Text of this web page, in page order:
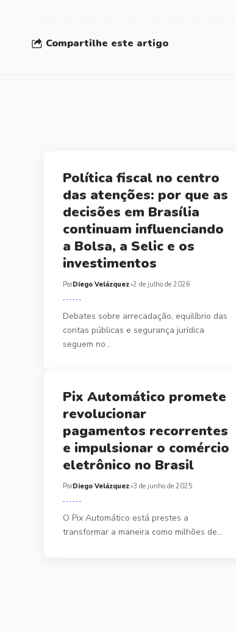
Compartilhe este artigo
Política fiscal no centro
das atenções: por que as
decisões em Brasília
continuam influenciando
a Bolsa, a Selic e os
investimentos
PorDiego Velázquez 2 de julho de 2026
Debates sobre arrecadação, equilíbrio das
contas públicas e segurança jurídica
seguem no…
Pix Automático promete
revolucionar
pagamentos recorrentes
e impulsionar o comércio
eletrônico no Brasil
PorDiego Velázquez 3 de junho de 2025
O Pix Automático está prestes a
transformar a maneira como milhões de…